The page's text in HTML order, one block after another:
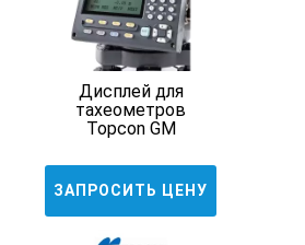
Дисплей для
тахеометров
Topcon GM
ЗАПРОСИТЬ ЦЕНУ